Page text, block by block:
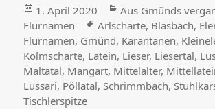
Veröffentlicht
am
1. April 2020 Kategorien
Aus Gmünds
Flurnamen
Stichwörter
Arlscharte, Blasbach,
Flurnamen, Gmünd, Karantanen,
Kolmscharte, Latein, Lieser, Liesertal,
Maltatal, Mangart, Mittelalter,
Lussari, Pöllatal, Schrimmbach,
Tischlerspitze